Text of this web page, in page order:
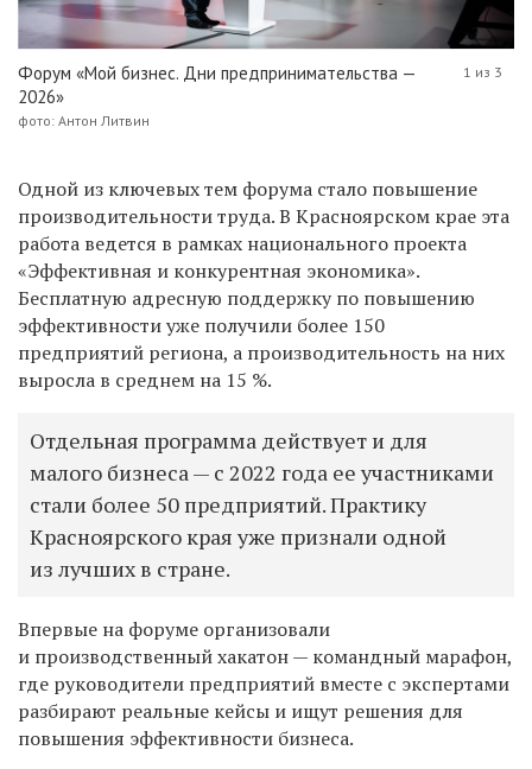
Форум «Мой бизнес. Дни предпринимательства —
2026»
фото: Антон Литвин
1 из 3
Одной из ключевых тем форума стало повышение
производительности труда. В Красноярском крае эта
работа ведется в рамках национального проекта
«Эффективная и конкурентная экономика».
Бесплатную адресную поддержку по повышению
эффективности уже получили более 150
предприятий региона, а производительность на них
выросла в среднем на 15 %.
Отдельная программа действует и для
малого бизнеса — с 2022 года ее участниками
стали более 50 предприятий. Практику
Красноярского края уже признали одной
из лучших в стране.
Впервые на форуме организовали
и производственный хакатон — командный марафон,
где руководители предприятий вместе с экспертами
разбирают реальные кейсы и ищут решения для
повышения эффективности бизнеса.